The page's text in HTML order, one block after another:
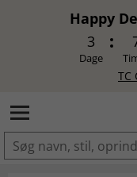
Happy
3
Dage
TC